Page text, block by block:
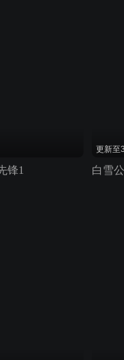
锋1
更新至
白雪